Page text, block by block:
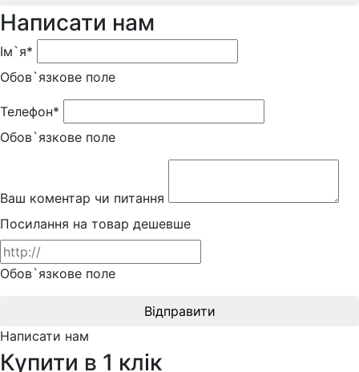
Написати нам
Ім`я*
Обов`язкове поле
Телефон*
Обов`язкове поле
Ваш коментар чи питання
Посилання на товар дешевше
Обов`язкове поле
Відправити
Написати нам
Купити в 1 клік